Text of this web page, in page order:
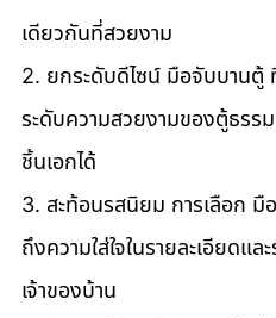
เดียวกันที่สวยงาม
2. ยกระดับดีไซน์ มือจับบานตู้
ระดับความสวยงามของตู้ธรรม
ชิ้นเอกได้
3. สะท้อนรสนิยม การเลือก
ถึงความใส่ใจในรายละเอียดแ
เจ้าของบ้าน